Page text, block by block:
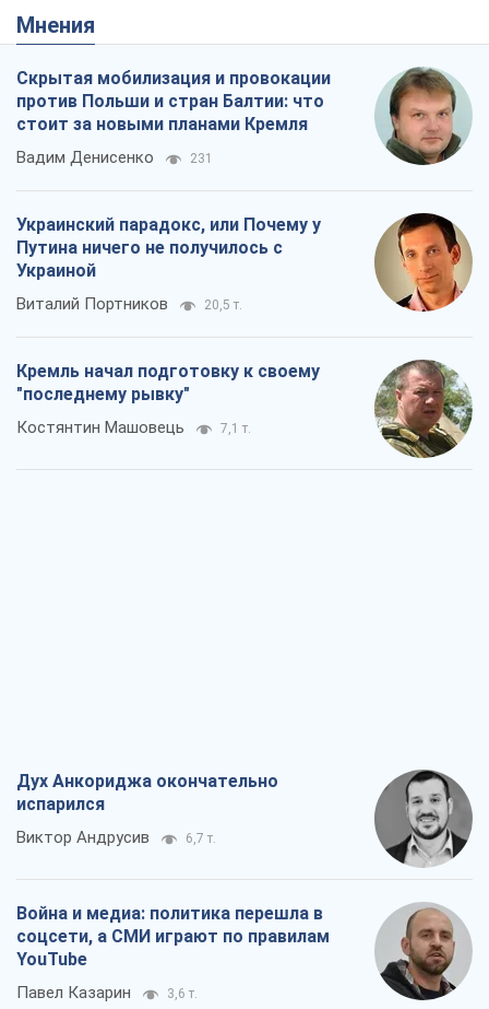
Мнения
Скрытая мобилизация и провокации
против Польши и стран Балтии: что
стоит за новыми планами Кремля
Вадим Денисенко 231
Украинский парадокс, или Почему у
Путина ничего не получилось с
Украиной
Виталий Портников 20,5 т.
Кремль начал подготовку к своему
"последнему рывку"
Костянтин Машовець 7,1 т.
Дух Анкориджа окончательно
испарился
Виктор Андрусив 6,7 т.
Война и медиа: политика перешла в
соцсети, а СМИ играют по правилам
YouTube
Павел Казарин 3,6 т.